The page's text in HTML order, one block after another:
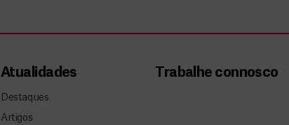
Atualidades
Destaques
Artigos
Trabalhe connosco